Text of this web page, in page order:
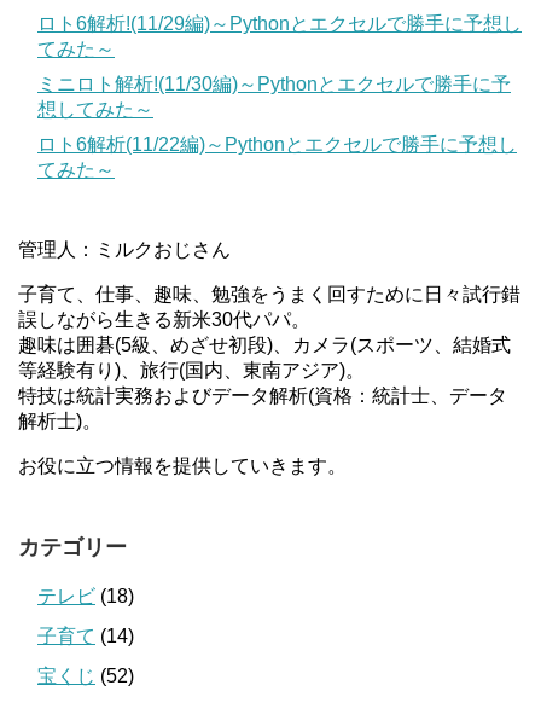
ロト6解析!(11/29編)～Pythonとエクセルで勝手に予想し
てみた～
ミニロト解析!(11/30編)～Pythonとエクセルで勝手に予
想してみた～
ロト6解析(11/22編)～Pythonとエクセルで勝手に予想し
てみた～
管理人：ミルクおじさん
子育て、仕事、趣味、勉強をうまく回すために日々試行錯
誤しながら生きる新米30代パパ。
趣味は囲碁(5級、めざせ初段)、カメラ(スポーツ、結婚式
等経験有り)、旅行(国内、東南アジア)。
特技は統計実務およびデータ解析(資格：統計士、データ
解析士)。
お役に立つ情報を提供していきます。
カテゴリー
テレビ (18)
子育て (14)
宝くじ (52)